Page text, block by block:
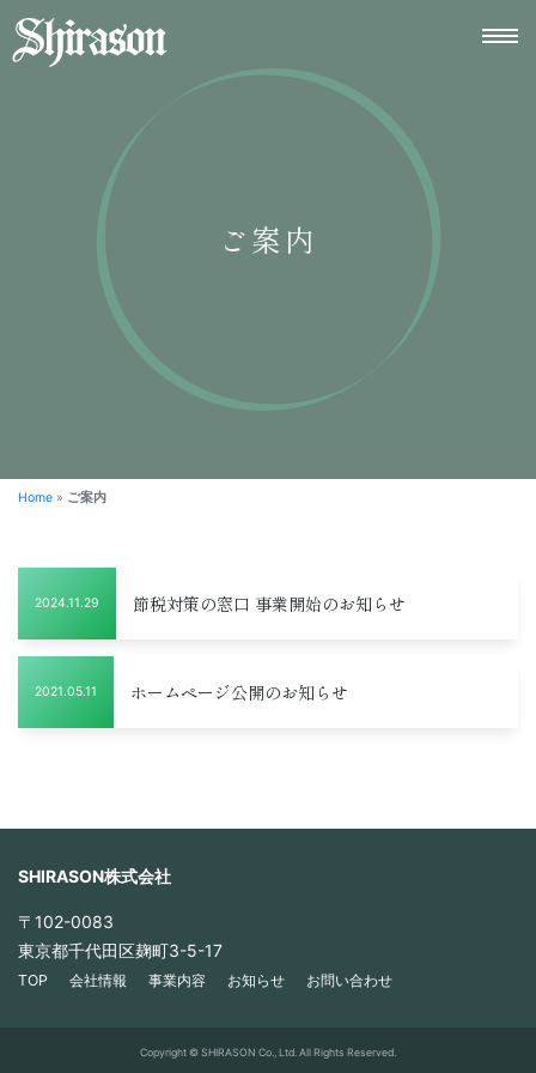
ご案内
Home » ご案内
2024.11.29 節税対策の窓口 事業開始のお知らせ
2021.05.11 ホームページ公開のお知らせ
SHIRASON株式会社
〒102-0083
東京都千代田区麹町3-5-17
TOP 会社情報 事業内容 お知らせ お問い合わせ
Copyright © SHIRASON Co., Ltd. All Rights Reserved.